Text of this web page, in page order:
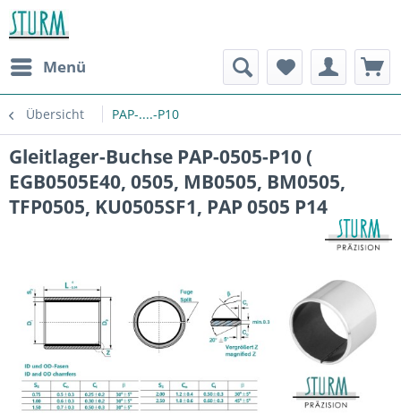
Menü
Übersicht PAP-....-P10
Gleitlager-Buchse PAP-0505-P10 (
EGB0505E40, 0505, MB0505, BM0505,
TFP0505, KU0505SF1, PAP 0505 P14